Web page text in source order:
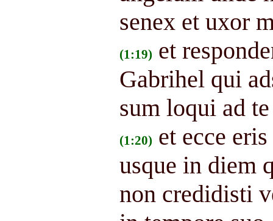
senex et uxor
(1:19) et
Gabrihel qui
sum loqui ad
(1:20) et ecce
usque in diem
non credidisti